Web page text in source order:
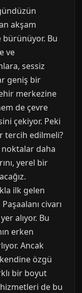
akşam
Bu
ve
sessiz
geniş bir
merkezine
de çevre
çekiyor. Peki
tercih edilmeli?
daha
yerel bir
ilk gelen
civarı
alıyor. Bu
erken
Ancak
özgü
bir boyut
hizmetleri de bu